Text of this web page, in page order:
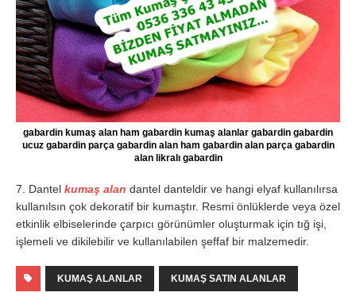
gabardin kumaş alan ham gabardin kumaş alanlar gabardin gabardin
ucuz gabardin parça gabardin alan ham gabardin alan parça gabardin
alan likralı gabardin
7. Dantel kumaş alan dantel danteldir ve hangi elyaf kullanılırsa
kullanılsın çok dekoratif bir kumaştır. Resmi önlüklerde veya özel
etkinlik elbiselerinde çarpıcı görünümler oluşturmak için tığ işi,
işlemeli ve dikilebilir ve kullanılabilen şeffaf bir malzemedir.
KUMAŞ ALANLAR KUMAŞ SATIN ALANLAR